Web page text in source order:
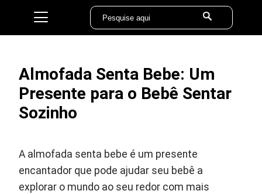
Almofada Senta Bebe: Um
Presente para o Bebê Sentar
Sozinho
A almofada senta bebe é um presente
encantador que pode ajudar seu bebê a
explorar o mundo ao seu redor com mais